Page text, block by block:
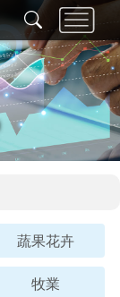
蔬果花卉
牧業